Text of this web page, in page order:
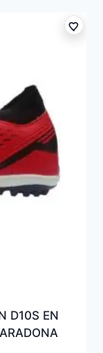
D10S EN